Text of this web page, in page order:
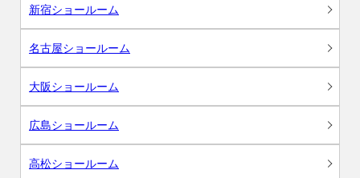
新宿ショールーム
名古屋ショールーム
大阪ショールーム
広島ショールーム
高松ショールーム